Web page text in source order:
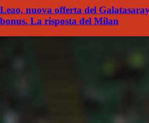
Leao, nuova offerta del
bonus. La risposta del Milan